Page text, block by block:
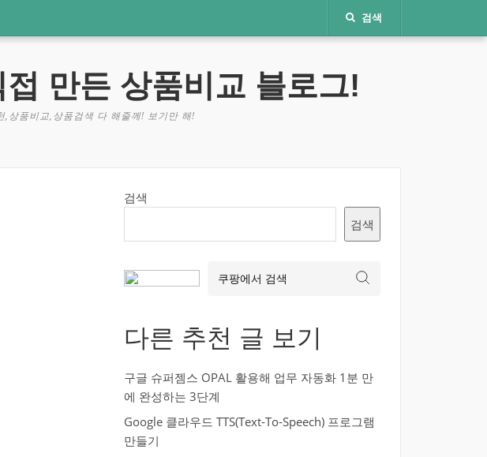
검색
만든 상품비교 블로그!
,상품비교,상품검색 다 해줄께! 보기만 해!
검색
검색
다른 추천 글 보기
구글 슈퍼젬스 OPAL 활용해 업무 자동화 1분 만
에 완성하는 3단계
Google 클라우드 TTS(Text-To-Speech) 프로그램
만들기